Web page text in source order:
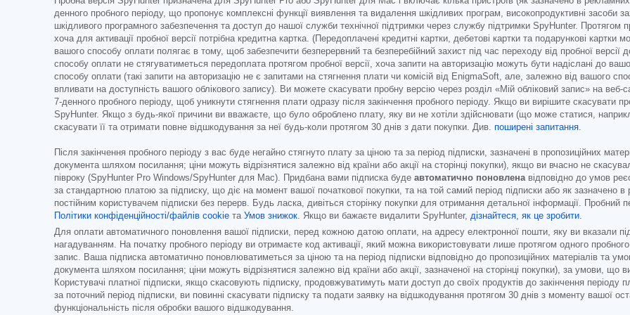
денного пробного періоду, що пропонує комплексні функції виявлення та видалення шкідливих програм, високопродуктивні засоби
шкідливого програмного забезпечення та доступ до нашої служби технічної підтримки через службу підтримки SpyHunter. Протягом
хоча для активації пробної версії потрібна кредитна картка. (Передоплачені кредитні картки, дебетові картки та подарункові
вашого способу оплати полягає в тому, щоб забезпечити безперервний та безперебійний захист під час переходу від пробної версії
способу оплати не стягуватиметься передоплата протягом пробної версії, хоча запити на авторизацію можуть бути надіслані до
способу оплати (такі запити на авторизацію не є запитами на стягнення плати чи комісій від EnigmaSoft, але, залежно від вашого
впливати на доступність вашого облікового запису). Ви можете скасувати пробну версію через розділ «Мій обліковий запис» на
7-денного пробного періоду, щоб уникнути стягнення плати одразу після закінчення пробного періоду. Якщо ви вирішите скасувати
SpyHunter. Якщо з будь-якої причини ви вважаєте, що було оброблено плату, яку ви не хотіли здійснювати (що може статися,
скасувати її та отримати повне відшкодування за неї будь-коли протягом 30 днів з дати покупки. Див. поширені запитання
Після закінчення пробного періоду з вас буде негайно стягнуто плату за ціною та за період підписки, зазначені в пропозиційних
документа шляхом посилання; ціни можуть відрізнятися залежно від країни або акції на сторінці покупки), якщо ви вчасно не
півроку (SpyHunter Pro Windows/SpyHunter для Mac). Придбана вами підписка буде автоматично поновлена відповідно до умов
за стандартною платою за підписку, що діє на момент вашої початкової покупки, та на той самий період підписки або як зазначено
постійним користувачем підписки без перерв. Будь ласка, дивіться сторінку покупки для отримання детальної інформації. Пробний
Політики конфіденційності/файлів cookie та Умов знижок . Якщо ви бажаєте видалити SpyHunter, дізнайтеся, як це зробити
Для оплати автоматичного поновлення вашої підписки, перед кожною датою оплати, на адресу електронної пошти, яку ви вказали
нагадуванням. На початку пробного періоду ви отримаєте код активації, який можна використовувати лише протягом одного
запис. Ваша підписка автоматично поновлюватиметься за ціною та на період підписки відповідно до пропозиційних матеріалів та
документа шляхом посилання; ціни можуть відрізнятися залежно від країни або акції, зазначеної на сторінці покупки), за умови, що
Користувачі платної підписки, якщо скасовують підписку, продовжуватимуть мати доступ до своїх продуктів до закінчення
за поточний період підписки, ви повинні скасувати підписку та подати заявку на відшкодування протягом 30 днів з моменту вашої
функціональність після обробки вашого відшкодування.